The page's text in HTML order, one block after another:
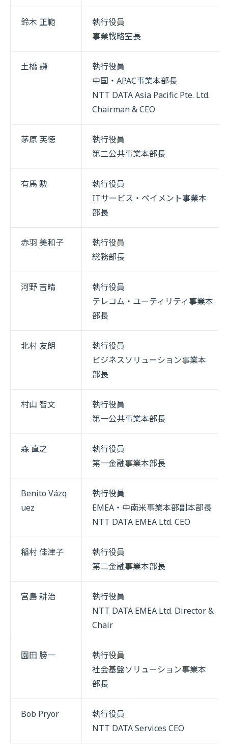
鈴木 正範
執行役員
事業戦略室長
土橋 謙
執行役員
中国・APAC事業本部長
NTT DATA Asia Pacific Pte. Ltd.
Chairman & CEO
茅原 英徳
執行役員
第二公共事業本部長
有馬 勲
執行役員
ITサービス・ペイメント事業本
部長
赤羽 美和子
執行役員
総務部長
河野 吉晴
執行役員
テレコム・ユーティリティ事業本
部長
北村 友朗
執行役員
ビジネスソリューション事業本
部長
村山 智文
執行役員
第一公共事業本部長
森 直之
執行役員
第一金融事業本部長
Benito Vázq
uez
執行役員
EMEA・中南米事業本部副本部長
NTT DATA EMEA Ltd. CEO
稲村 佳津子
執行役員
第二金融事業本部長
宮島 耕治
執行役員
NTT DATA EMEA Ltd. Director &
Chair
園田 勝一
執行役員
社会基盤ソリューション事業本
部長
Bob Pryor
執行役員
NTT DATA Services CEO